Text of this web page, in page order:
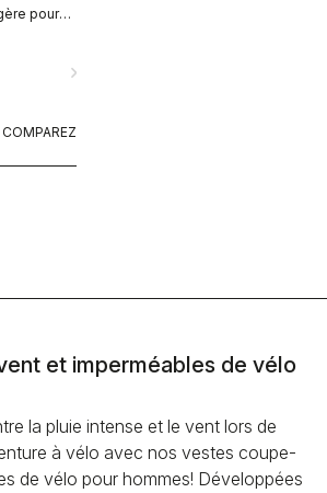
pour
sur
ajouter
navigate_next
COMPAREZ
et imperméables de vélo
la pluie intense et le vent lors de
à vélo avec nos vestes coupe-
de vélo pour hommes! Développées